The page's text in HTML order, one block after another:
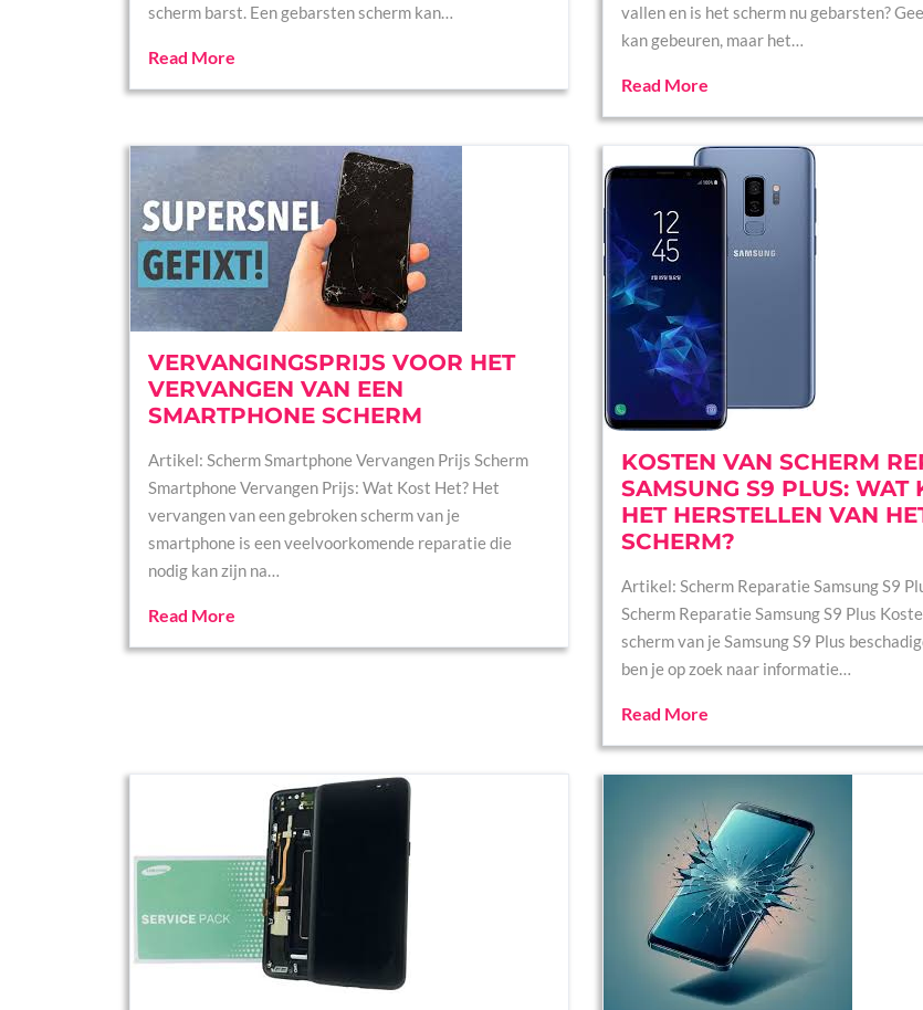
scherm barst. Een gebarsten scherm kan…
Read More
vallen en is het scherm nu gebarsten?
kan gebeuren, maar het…
Read More
VERVANGINGSPRIJS VOOR HET
VERVANGEN VAN EEN
SMARTPHONE SCHERM
Artikel: Scherm Smartphone Vervangen Prijs Scherm
Smartphone Vervangen Prijs: Wat Kost Het? Het
vervangen van een gebroken scherm van je
smartphone is een veelvoorkomende reparatie die
nodig kan zijn na…
Read More
KOSTEN VAN SCHERM
SAMSUNG S9 PLUS: WAT
HET HERSTELLEN VAN
SCHERM?
Artikel: Scherm Reparatie Samsung S9
Scherm Reparatie Samsung S9 Plus
scherm van je Samsung S9 Plus
ben je op zoek naar informatie…
Read More